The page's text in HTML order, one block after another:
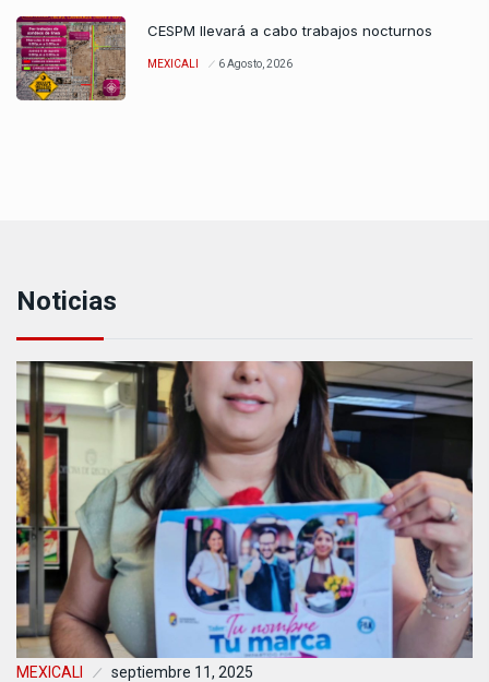
CESPM llevará a cabo trabajos nocturnos
MEXICALI 6 Agosto, 2026
Noticias
MEXICALI septiembre 11, 2025